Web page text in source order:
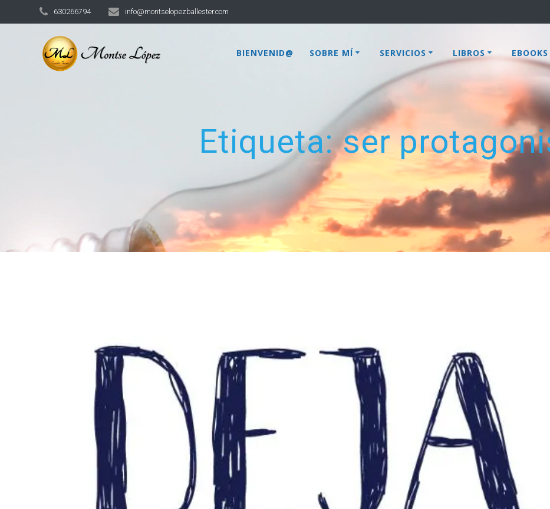
630266794 info@montselopezballester.com
BIENVENID@ SOBRE MÍ SERVICIOS LIBROS
Etiqueta:ser